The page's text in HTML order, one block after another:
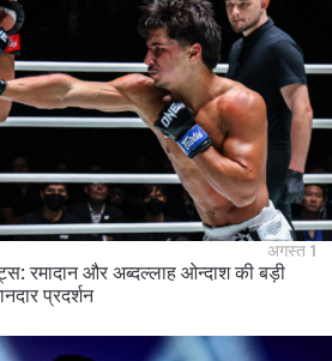
अगस्त 1
रमादान और अब्दल्लाह ओन्दाश की बड़ी
प्रदर्शन